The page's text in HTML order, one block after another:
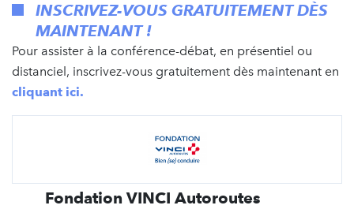
INSCRIVEZ-VOUS GRATUITEMENT DÈS
MAINTENANT !
Pour assister à la conférence-débat, en présentiel ou
distanciel, inscrivez-vous gratuitement dès maintenant en
cliquant ici.
Fondation VINCI Autoroutes